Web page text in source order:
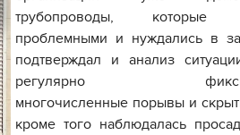
трубопроводы, которые
проблемными и нуждались в
подтверждал и анализ
регулярно
многочисленные порывы и
кроме того наблюдалась